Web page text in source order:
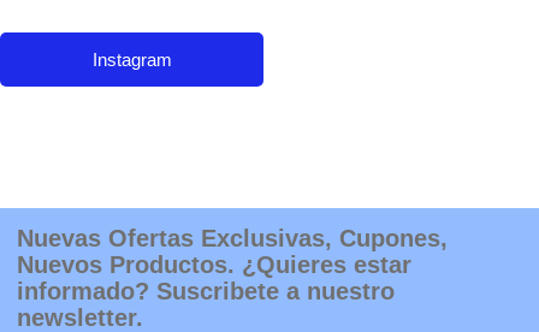
Instagram
Nuevas Ofertas Exclusivas, Cupones,
Nuevos Productos. ¿Quieres estar
informado? Suscribete a nuestro
newsletter.